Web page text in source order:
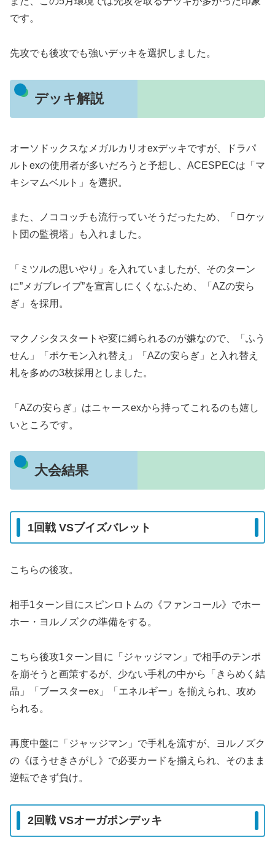
です。
先攻でも後攻でも強いデッキを選択しました。
デッキ解説
オーソドックスなメガルカリオexデッキですが、ドラパ
ルトexの使用者が多いだろうと予想し、ACESPECは「マ
キシマムベルト」を選択。
また、ノココッチも流行っていそうだったため、「ロケッ
ト団の監視塔」も入れました。
「ミツルの思いやり」を入れていましたが、そのターン
に”メガブレイブ”を宣言しにくくなふため、「AZの安ら
ぎ」を採用。
マクノシタスタートや変に縛られるのが嫌なので、「ふう
せん」「ポケモン入れ替え」「AZの安らぎ」と入れ替え
札を多めの3枚採用としました。
「AZの安らぎ」はニャースexから持ってこれるのも嬉し
いところです。
大会結果
1回戦 VSブイズバレット
こちらの後攻。
相手1ターン目にスピンロトムの《ファンコール》でホー
ホー・ヨルノズクの準備をする。
こちら後攻1ターン目に「ジャッジマン」で相手のテンポ
を崩そうと画策するが、少ない手札の中から「きらめく結
晶」「ブースターex」「エネルギー」を揃えられ、攻め
られる。
再度中盤に「ジャッジマン」で手札を流すが、ヨルノズク
の《ほうせきさがし》で必要カードを揃えられ、そのまま
逆転できず負け。
2回戦 VSオーガポンデッキ